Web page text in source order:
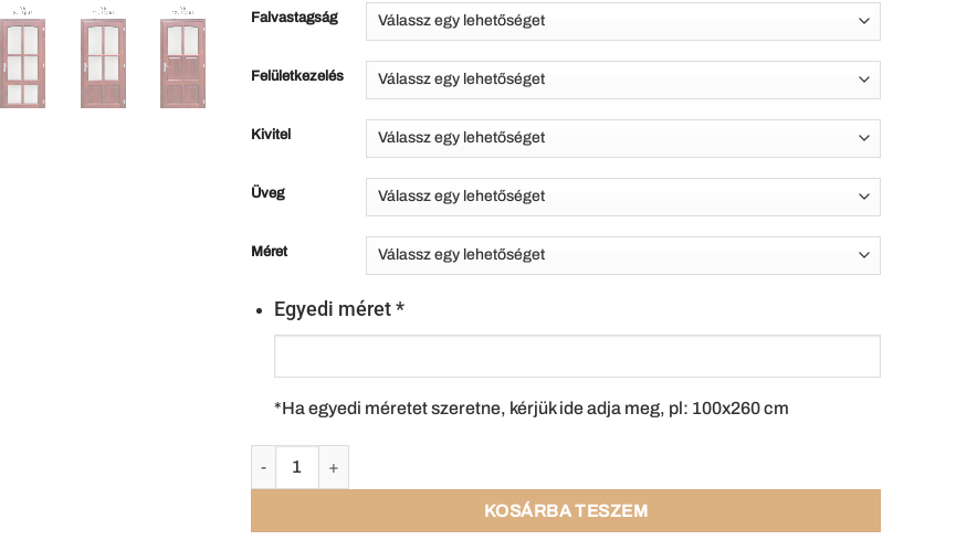
Falvastagság
Felületkezelés
Kivitel
Üveg
Méret
Egyedi méret*
*Ha egyedi méretet szeretne, kérjük ide adja meg, pl: 100x260 cm
KOSÁRBA TESZEM